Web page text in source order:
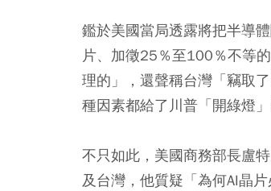
鑑於美國當局透露將把半導
片、加徵25％至100％不等
理的」，還聲稱台灣「竊取
種因素都給了川普「開綠燈」
不只如此，美國商務部長盧
及台灣，他質疑「為何AI晶